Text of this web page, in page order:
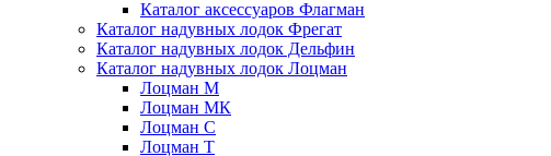
Каталог аксессуаров Флагман
Каталог надувных лодок Фрегат
Каталог надувных лодок Дельфин
Каталог надувных лодок Лоцман
Лоцман М
Лоцман МК
Лоцман С
Лоцман Т